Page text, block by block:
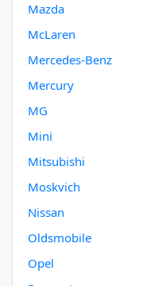
Mazda
McLaren
Mercedes-Benz
Mercury
MG
Mini
Mitsubishi
Moskvich
Nissan
Oldsmobile
Opel